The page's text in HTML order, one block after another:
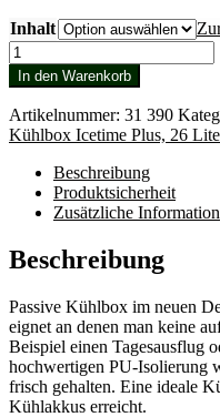
Inhalt
Kühlbox
Icetime
Plus
Menge
In den Warenkorb
Artikelnummer: 31 390
Kühlbox Icetime Plus, 26
Beschreibung
Produktsicherheit
Zusätzliche Information
Beschreibung
Passive Kühlbox im neuen
eignet an denen man keine
Beispiel einen Tagesausflug
hochwertigen PU-Isolierung
frisch gehalten. Eine ideale
Kühlakkus erreicht.